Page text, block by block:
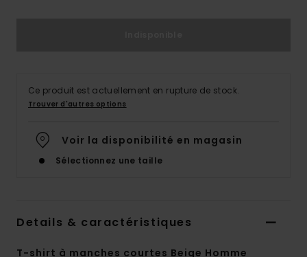
Ce produit est actuellement en rupture de stock.
Trouver d'autres options
Voir la disponibilité en magasin
Sélectionnez une taille
Details & caractéristiques
T-shirt à manches courtes Beige Homme